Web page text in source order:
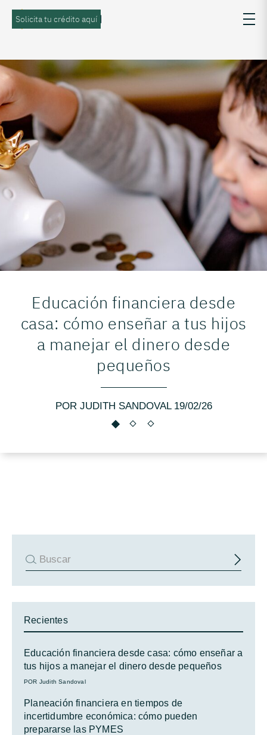
Solicita tu crédito aquí
Educación financiera desde
casa: cómo enseñar a tus hijos
a manejar el dinero desde
pequeños
POR JUDITH SANDOVAL 19/02/26
Recientes
Educación financiera desde casa: cómo enseñar a
tus hijos a manejar el dinero desde pequeños
POR Judith Sandoval
Planeación financiera en tiempos de
incertidumbre económica: cómo pueden
prepararse las PYMES